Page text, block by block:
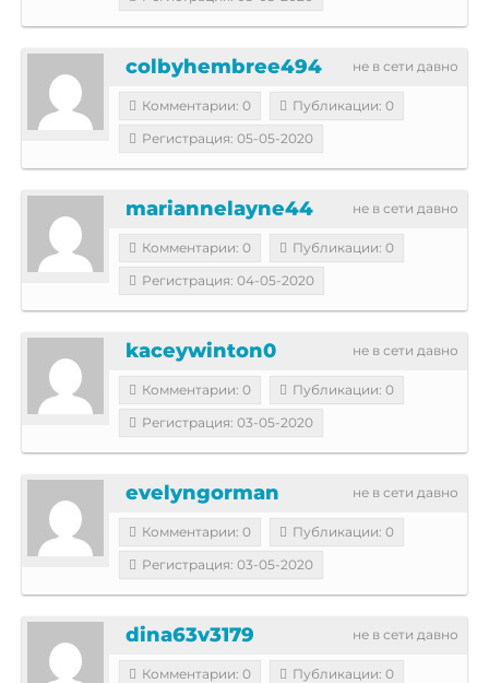
не в сети давно
colbyhembree494
Комментарии: 0
Публикации: 0
Регистрация: 05-05-2020
не в сети давно
mariannelayne44
Комментарии: 0
Публикации: 0
Регистрация: 04-05-2020
не в сети давно
kaceywinton0
Комментарии: 0
Публикации: 0
Регистрация: 03-05-2020
не в сети давно
evelyngorman
Комментарии: 0
Публикации: 0
Регистрация: 03-05-2020
не в сети давно
dina63v3179
Комментарии: 0
Публикации: 0